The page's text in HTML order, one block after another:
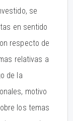
se
en sentido
respecto de
relativas a
de la
motivo
los temas